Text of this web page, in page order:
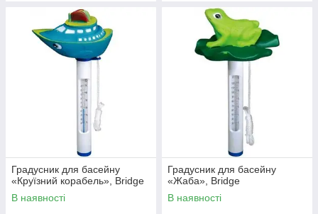
Градусник для басейну
«Круїзний корабель», Bridge
В наявності
Градусник для басейну
«Жаба», Bridge
В наявності